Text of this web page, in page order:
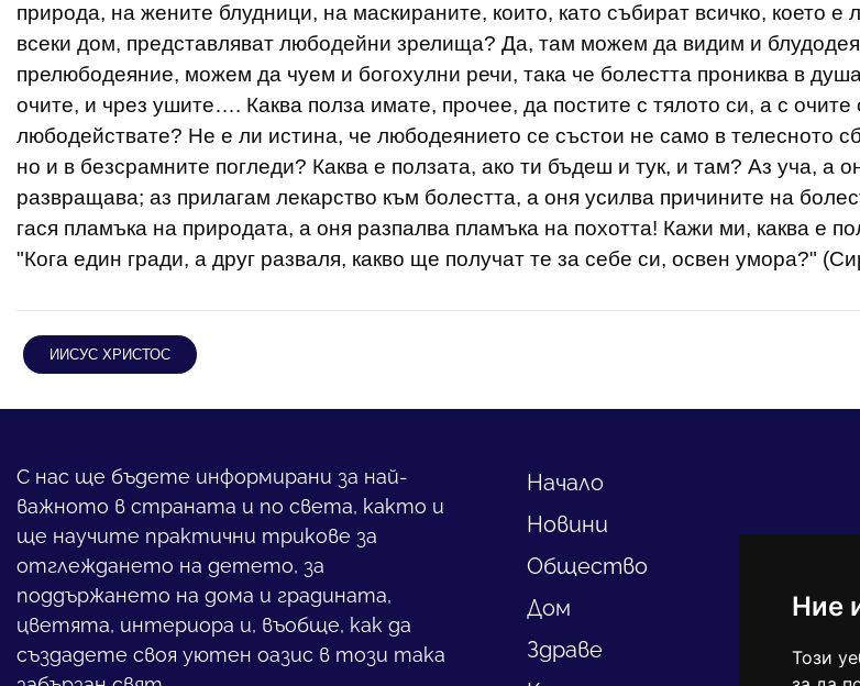
Ние
Този
природа, на жените блудници, на маскираните, които, като събират всичко, което е
всеки дом, представляват любодейни зрелища? Да, там можем да видим и
прелюбодеяние, можем да чуем и богохулни речи, така че болестта прониква в
очите, и чрез ушите…. Каква полза имате, прочее, да постите с тялото си, а с очите
любодействате? Не е ли истина, че любодеянието се състои не само в телесното
но и в безсрамните погледи? Каква е ползата, ако ти бъдеш и тук, и там? Аз уча, а
развращава; аз прилагам лекарство към болестта, а оня усилва причините на
гася пламъка на природата, а оня разпалва пламъка на похотта! Кажи ми, каква е
"Кога един гради, а друг разваля, какво ще получат те за себе си, освен умора?"
ИИСУС ХРИСТОС
С нас ще бъдете информирани за най-
важното в страната и по света, както и
ще научите практични трикове за
отглеждането на детето, за
поддържането на дома и градината,
цветята, интериора и, въобще, как да
създадете своя уютен оазис в този така
Начало
Новини
Общество
Дом
Здраве